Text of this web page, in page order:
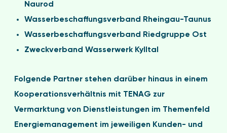
Naurod
Wasserbeschaffungsverband Rheingau-Taunus
Wasserbeschaffungsverband Riedgruppe Ost
Zweckverband Wasserwerk Kylltal
Folgende Partner stehen darüber hinaus in einem
Kooperationsverhältnis mit TENAG zur
Vermarktung von Dienstleistungen im Themenfeld
Energiemanagement im jeweiligen Kunden- und